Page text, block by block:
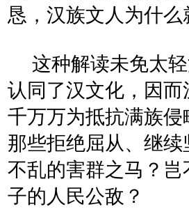
恳，汉族文人为什
这种解读未免太轻
认同了汉文化，因
千万万为抵抗满族
那些拒绝屈从、继
不乱的害群之马？
子的人民公敌？